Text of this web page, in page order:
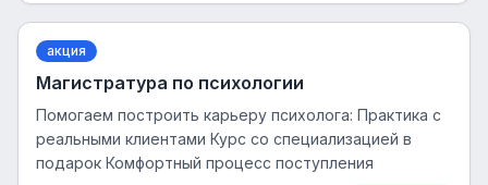
акция
Магистратура по психологии
Помогаем построить карьеру психолога: Практика с
реальными клиентами Курс со специализацией в
подарок Комфортный процесс поступления